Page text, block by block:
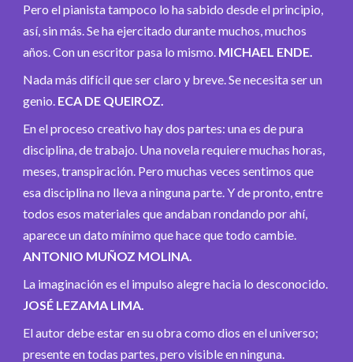
Pero el pianista tampoco lo ha sabido desde el principio,
así, sin más. Se ha ejercitado durante muchos, muchos
años. Con un escritor pasa lo mismo. MICHAEL ENDE.
Nada más difícil que ser claro y breve. Se necesita ser un
genio. ECA DE QUEIROZ.
En el proceso creativo hay dos partes: una es de pura
disciplina, de trabajo. Una novela requiere muchas horas,
meses, transpiración. Pero muchas veces sentimos que
esa disciplina no lleva a ninguna parte. Y de pronto, entre
todos esos materiales que andaban rondando por ahí,
aparece un dato mínimo que hace que todo cambie.
ANTONIO MUÑOZ MOLINA.
La imaginación es el impulso alegre hacia lo desconocido.
JOSÉ LEZAMA LIMA.
El autor debe estar en su obra como dios en el universo;
presente en todas partes, pero visible en ninguna.